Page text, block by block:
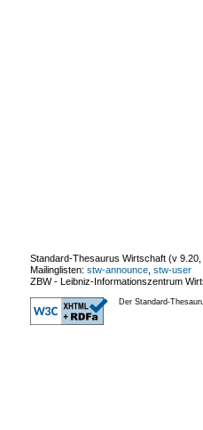
Standard-Thesaurus Wirtschaft (v 9.20
Mailinglisten: stw-announce stw-user
ZBW - Leibniz-Informationszentrum
Der Standard-